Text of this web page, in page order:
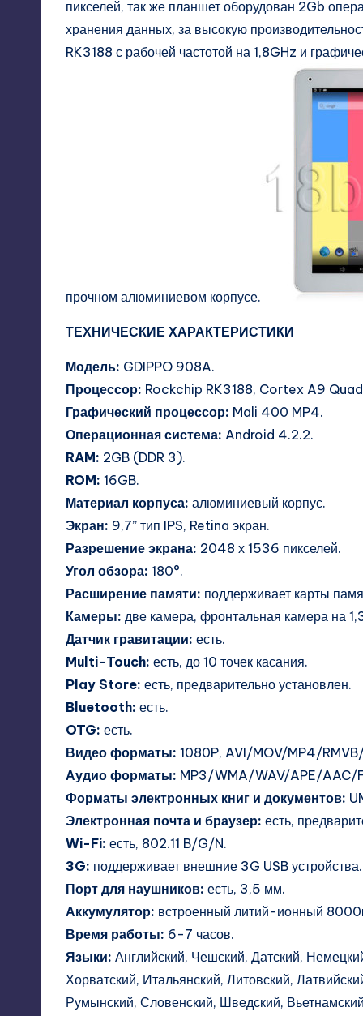
пикселей, так же планшет оборудован 2Gb
хранения данных, за высокую
RK3188 с рабочей частотой на 1,8GHz и
прочном алюминиевом корпусе.
ТЕХНИЧЕСКИЕ ХАРАКТЕРИСТИКИ
Модель: GDIPPO 908A.
Процессор: Rockchip RK3188, Cortex A9
Графический процессор: Mali 400 MP4.
Операционная система: Android 4.2.2.
RAM: 2GB (DDR 3).
ROM: 16GB.
Материал корпуса: алюминиевый корпус.
Экран: 9,7” тип IPS, Retina экран.
Разрешение экрана: 2048 х 1536 пикселей.
Угол обзора: 180°.
Расширение памяти: поддерживает карты
Камеры: две камера, фронтальная камера на
Датчик гравитации: есть.
Multi-Touch: есть, до 10 точек касания.
Play Store: есть, предварительно установлен.
Bluetooth: есть.
OTG: есть.
Видео форматы: 1080P, AVI/MOV/MP4/
Аудио форматы: MP3/WMA/WAV/APE/AAC/
Форматы электронных книг и документов:
Электронная почта и браузер: есть,
Wi-Fi: есть, 802.11 B/G/N.
3G: поддерживает внешние 3G USB устройства.
Порт для наушников: есть, 3,5 мм.
Аккумулятор: встроенный литий-ионный
Время работы: 6-7 часов.
Языки: Английский, Чешский, Датский,
Хорватский, Итальянский, Литовский,
Румынский, Словенский, Шведский,